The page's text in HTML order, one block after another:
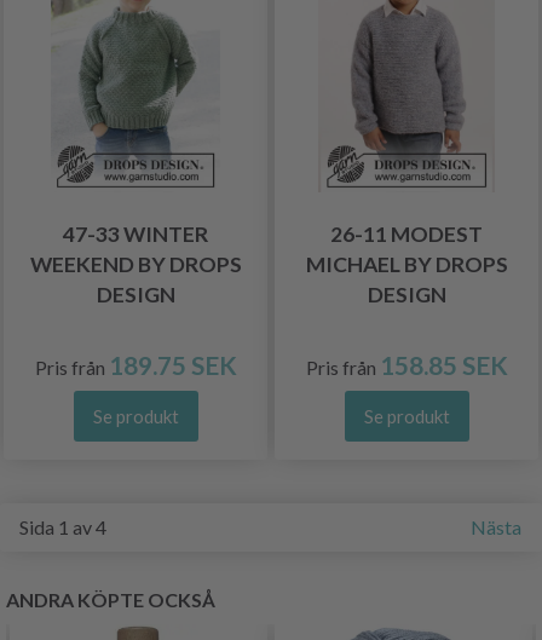
47-33 WINTER
WEEKEND BY DROPS
DESIGN
Pris från 189.75 SEK
Se produkt
26-11 MODEST
MICHAEL BY DROPS
DESIGN
Pris från 158.85 SEK
Se produkt
Sida 1 av 4 Nästa
ANDRA KÖPTE OCKSÅ